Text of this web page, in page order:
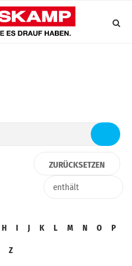
H I J K L M N O P
Z